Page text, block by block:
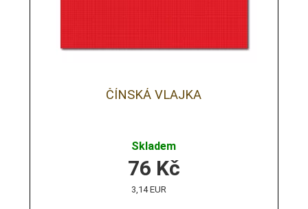
ČÍNSKÁ VLAJKA
Skladem
76 Kč
3,14 EUR